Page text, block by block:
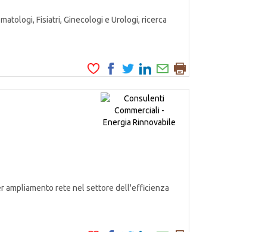
Fisiatri, Ginecologi e Urologi, ricerca
ampliamento rete nel settore dell'efficienza